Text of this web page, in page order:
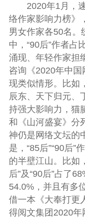
2020年1月，速
络作家影响力榜》
男女作家各50名。
中，“90后”作者占
涌现、年轻作家担
咨询《2020年中
现类似情形。比如
辰东、天下归元、
持强大影响力，猫
和《山河盛宴》分
神仍是网络文坛的
是，“85后”“90后”
的半壁江山。比如
后”及“90后”占了
54.0%，并且有多
借一本《大奉打更
得阅文集团2020年